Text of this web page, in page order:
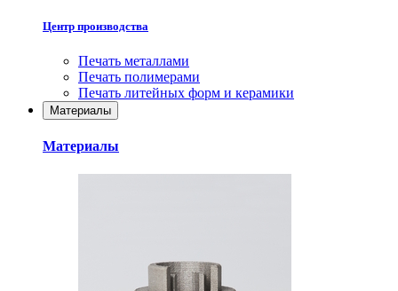
Центр производства
Печать металлами
Печать полимерами
Печать литейных форм и керамики
Материалы
Материалы